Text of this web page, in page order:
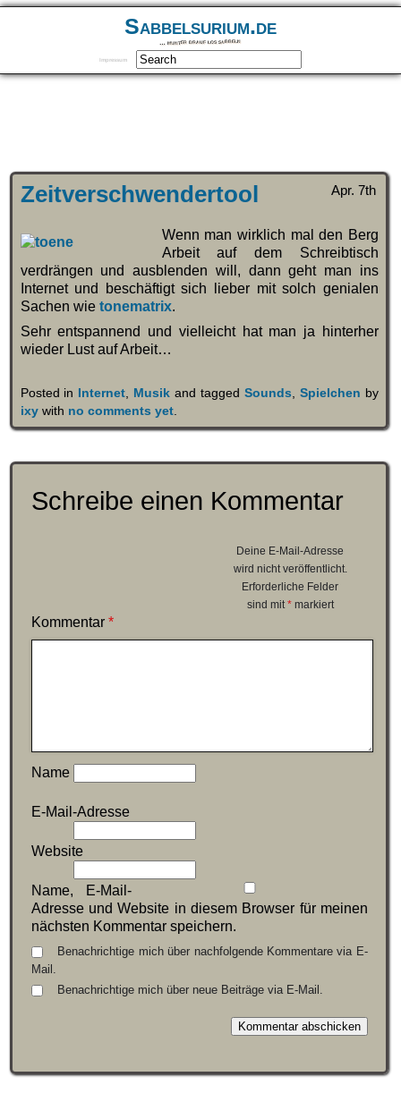
Sabbelsurium.de
… munter drauf los sabbeln
Impressum
Apr. 7th
Zeitverschwendertool
Wenn man wirklich mal den Berg
Arbeit auf dem Schreibtisch
verdrängen und ausblenden will, dann geht man ins
Internet und beschäftigt sich lieber mit solch genialen
Sachen wie tonematrix.
Sehr entspannend und vielleicht hat man ja hinterher
wieder Lust auf Arbeit…
Posted in Internet Musik and taggedSounds ,Spielchen by
ixywith no comments yet.
Schreibe einen Kommentar
Deine E-Mail-Adresse
wird nicht veröffentlicht.
Erforderliche Felder
sind mit *markiert
Kommentar *
Name
E-Mail-Adresse
Website
Name, E-Mail-
Adresse und Website in diesem Browser für meinen
nächsten Kommentar speichern.
Benachrichtige mich über nachfolgende Kommentare via E-
Mail.
Benachrichtige mich über neue Beiträge via E-Mail.